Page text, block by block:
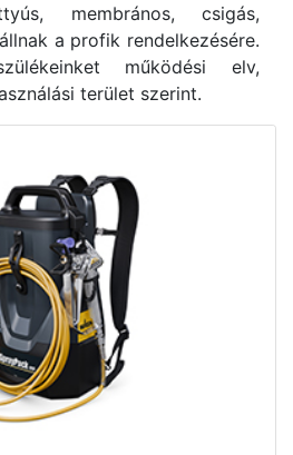
membrános, csigás,
a profik rendelkezésére.
működési elv,
terület szerint.